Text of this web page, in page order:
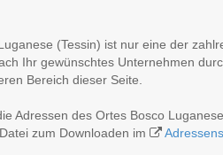
(Tessin) ist nur eine der
Ihr gewünschtes Unternehmen
Bereich dieser Seite.
Adressen des Ortes Bosco
zum Downloaden im